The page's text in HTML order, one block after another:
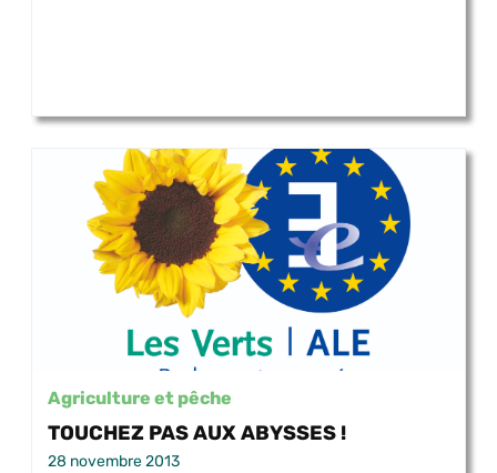
Agriculture et pêche
TOUCHEZ PAS AUX ABYSSES !
28 novembre 2013